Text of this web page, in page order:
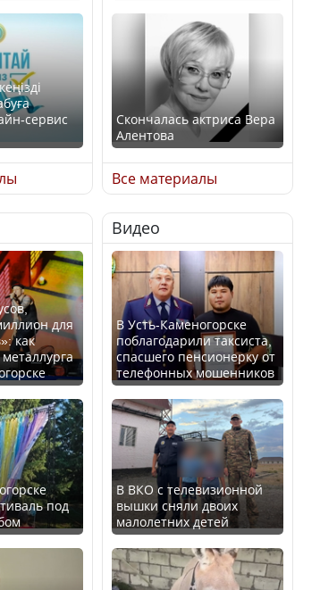
сервис
свой
интеллект
в
Скончалась актриса Вера
Алентова
В РФ вынесен заочный
приговор по уголовному
делу об убийстве Игоря
Талькова
В России введены
дополнительные
ограничения для
казахстанских прав
Трамп официально
вступил в должность
президента США
Все материалы
для
как
под
Видео
В Усть-Каменогорске
поблагодарили таксиста,
спасшего пенсионерку от
телефонных мошенников
В ВКО с телевизионной
вышки сняли двоих
малолетних детей